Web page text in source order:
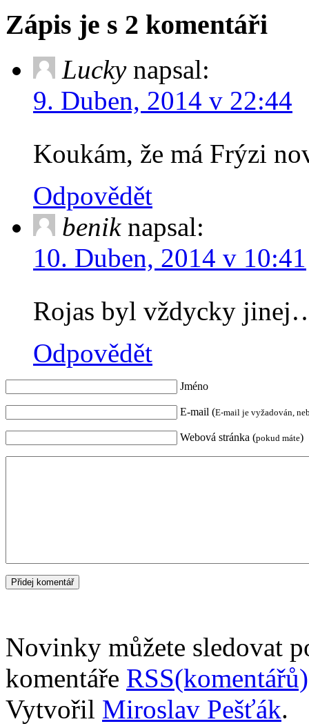
Zápis je s 2 komentáři
Lucky napsal:
9. Duben, 2014 v 22:44
Koukám, že má Frýzi
Odpovědět
benik napsal:
10. Duben, 2014 v 10:41
Rojas byl vždycky
Odpovědět
Jméno
E-mail (E-mail je vyžadován,
Webová stránka (pokud máte)
Novinky můžete sledovat
komentáře RSS(komentářů)
Vytvořil Miroslav Pešťák.